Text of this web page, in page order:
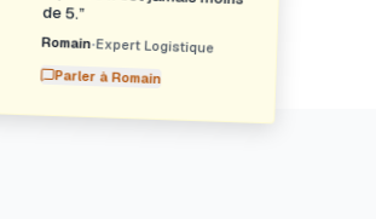
de 5.”
Romain•Expert Logistique
Parler àRomain